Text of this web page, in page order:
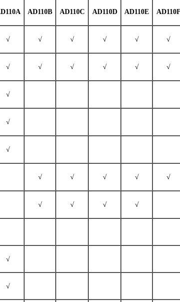
AD110B AD110C AD110D AD110E AD110F
√ √ √ √ √ √
√ √ √ √ √ √
√
√
√
√ √ √ √ √
√ √ √ √
√
√